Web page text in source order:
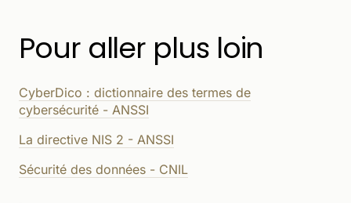
Pour aller plus loin
CyberDico : dictionnaire des termes de
cybersécurité - ANSSI
La directive NIS 2 - ANSSI
Sécurité des données - CNIL